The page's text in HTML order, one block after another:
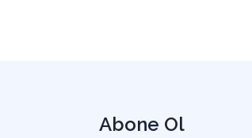
Abone Ol